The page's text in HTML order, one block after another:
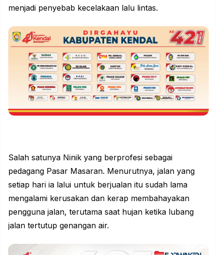
menjadi penyebab kecelakaan lalu lintas.
Salah satunya Ninik yang berprofesi sebagai
pedagang Pasar Masaran. Menurutnya, jalan yang
setiap hari ia lalui untuk berjualan itu sudah lama
mengalami kerusakan dan kerap membahayakan
pengguna jalan, terutama saat hujan ketika lubang
jalan tertutup genangan air.